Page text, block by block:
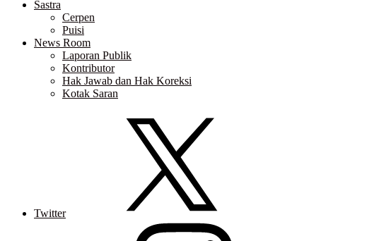
Sastra
Cerpen
Puisi
News Room
Laporan Publik
Kontributor
Hak Jawab dan Hak Koreksi
Kotak Saran
Twitter